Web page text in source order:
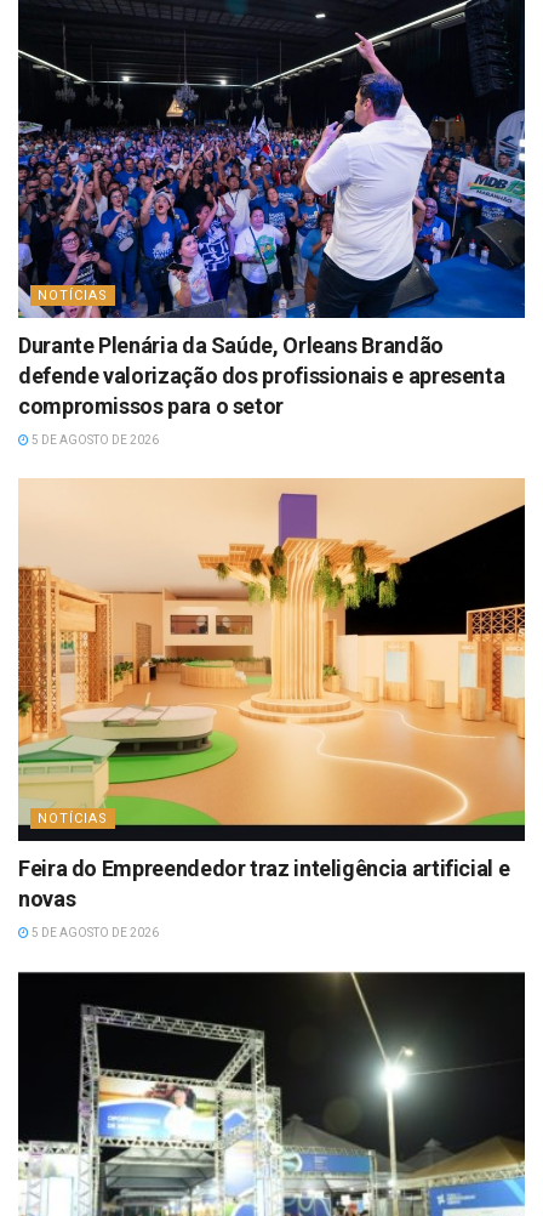
NOTÍCIAS
Durante Plenária da Saúde, Orleans Brandão
defende valorização dos profissionais e apresenta
compromissos para o setor
5 DE AGOSTO DE 2026
NOTÍCIAS
Feira do Empreendedor traz inteligência artificial e
novas
5 DE AGOSTO DE 2026